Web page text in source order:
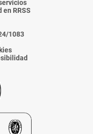
RRSS
1083